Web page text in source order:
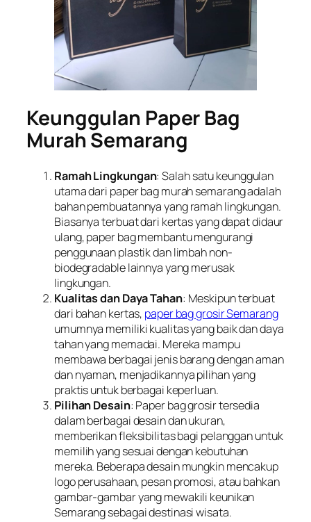
Keunggulan Paper Bag
Murah Semarang
Ramah Lingkungan: Salah satu keunggulan
utama dari paper bag murah semarang adalah
bahan pembuatannya yang ramah lingkungan.
Biasanya terbuat dari kertas yang dapat didaur
ulang, paper bag membantu mengurangi
penggunaan plastik dan limbah non-
biodegradable lainnya yang merusak
lingkungan.
Kualitas dan Daya Tahan: Meskipun terbuat
dari bahan kertas, paper bag grosir Semarang
umumnya memiliki kualitas yang baik dan daya
tahan yang memadai. Mereka mampu
membawa berbagai jenis barang dengan aman
dan nyaman, menjadikannya pilihan yang
praktis untuk berbagai keperluan.
Pilihan Desain: Paper bag grosir tersedia
dalam berbagai desain dan ukuran,
memberikan fleksibilitas bagi pelanggan untuk
memilih yang sesuai dengan kebutuhan
mereka. Beberapa desain mungkin mencakup
logo perusahaan, pesan promosi, atau bahkan
gambar-gambar yang mewakili keunikan
Semarang sebagai destinasi wisata.